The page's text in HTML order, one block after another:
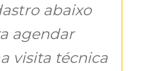
abaixo
agendar
visita técnica